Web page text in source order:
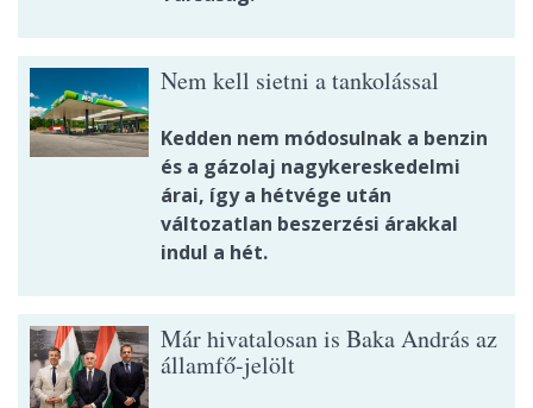
Nem kell sietni a tankolással
Kedden nem módosulnak a benzin
és a gázolaj nagykereskedelmi
árai, így a hétvége után
változatlan beszerzési árakkal
indul a hét.
Már hivatalosan is Baka András az
államfő-jelölt